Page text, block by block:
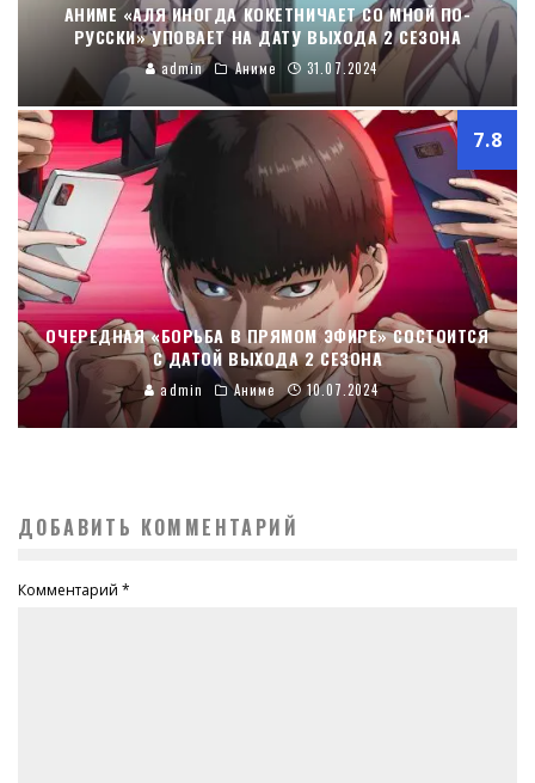
АНИМЕ «АЛЯ ИНОГДА КОКЕТНИЧАЕТ СО МНОЙ ПО-
РУССКИ» УПОВАЕТ НА ДАТУ ВЫХОДА 2 СЕЗОНА
admin Аниме 31.07.2024
7.8
ОЧЕРЕДНАЯ «БОРЬБА В ПРЯМОМ ЭФИРЕ» СОСТОИТСЯ
С ДАТОЙ ВЫХОДА 2 СЕЗОНА
admin Аниме 10.07.2024
ДОБАВИТЬ КОММЕНТАРИЙ
Комментарий *